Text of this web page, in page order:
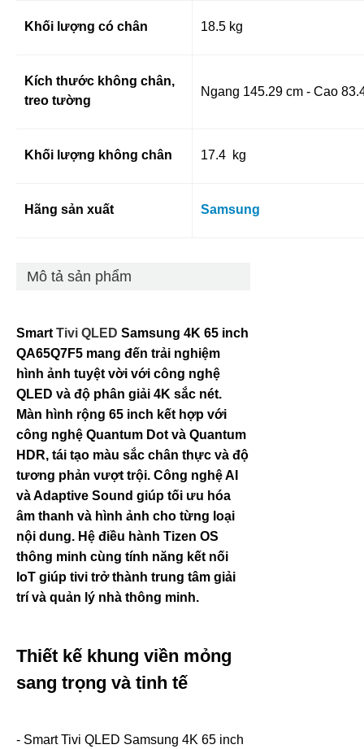
Khối lượng có chân 18.5 kg
Kích thước không chân,
treo tường
Ngang 145.29 cm - Cao
Khối lượng không chân 17.4 kg
Hãng sản xuất Samsung
Mô tả sản phẩm
Smart Tivi QLED Samsung 4K 65 inch
QA65Q7F5 mang đến trải nghiệm
hình ảnh tuyệt vời với công nghệ
QLED và độ phân giải 4K sắc nét.
Màn hình rộng 65 inch kết hợp với
công nghệ Quantum Dot và Quantum
HDR, tái tạo màu sắc chân thực và độ
tương phản vượt trội. Công nghệ AI
và Adaptive Sound giúp tối ưu hóa
âm thanh và hình ảnh cho từng loại
nội dung. Hệ điều hành Tizen OS
thông minh cùng tính năng kết nối
IoT giúp tivi trở thành trung tâm giải
trí và quản lý nhà thông minh.
Thiết kế khung viền mỏng
sang trọng và tinh tế
- Smart Tivi QLED Samsung 4K 65 inch